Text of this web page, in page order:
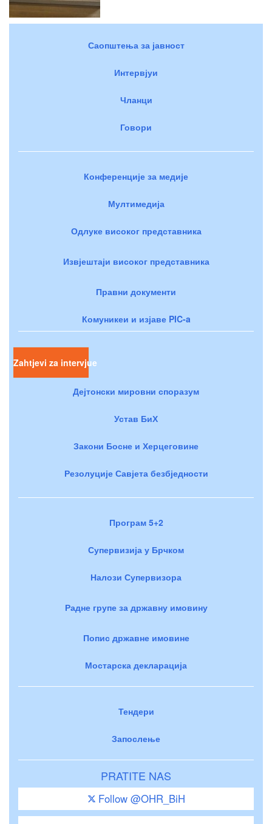
Саопштења за јавност
Интервјуи
Чланци
Говори
Конференције за медије
Мултимедија
Одлуке високог представника
Извјештаји високог представника
Правни документи
Комуникеи и изјаве PIC-a
Zahtjevi za intervjue
Дејтонски мировни споразум
Устав БиХ
Закони Босне и Херцеговине
Резолуције Савјета безбједности
Програм 5+2
Супервизија у Брчком
Налози Супервизора
Радне групе за државну имовину
Попис државне имовине
Мостарска декларација
Тендери
Запослење
PRATITE NAS
Follow @OHR_BiH